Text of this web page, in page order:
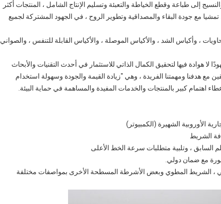
والنسيج إلى طباعة وقطع الخياطة والتعبئة وتسليم الإنتاج الشامل ، المنتجات أكثر
تمشيا مع جودة البقاء والمصداقية وتطوير الروح ، في الجهود المشتركة لجميع
، وأكياس الشد ، والأكياس الموصلة ، والأكياس القابلة للتنفس ، والصواني
لا هوادة فيها لتحقيق الكمال الذاتي للاستثمار في أحدث التقنيات والأبحاث
مع هدفنا ومهمتنا الفريدة ، وهي "زيادة القيمة والجودة وسهولة استخدام
اهتمام كبير بالمنتجات والخدمات المفيدة والمساهمة في حماية البيئة.